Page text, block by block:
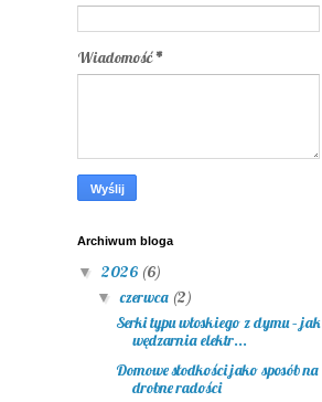
Wiadomość*
Archiwum bloga
▼ 2026 (6)
▼czerwca (2)
Serki typu włoskiego z dymu – jak
wędzarnia elektr...
Domowe słodkości jako sposób na
drobne radości